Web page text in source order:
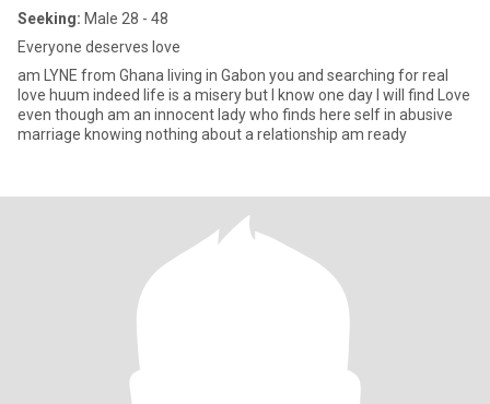
Seeking: Male 28 - 48
Everyone deserves love
am LYNE from Ghana living in Gabon you and searching for real
love huum indeed life is a misery but I know one day I will find Love
even though am an innocent lady who finds here self in abusive
marriage knowing nothing about a relationship am ready